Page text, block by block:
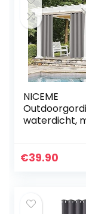
NICEME
waterdicht,
B213 x H213
€39.90